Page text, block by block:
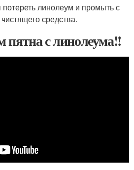
потереть линолеум и промыть с
средства.
пятна с линолеума!!